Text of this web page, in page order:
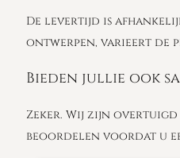
De levertijd is
ontwerpen, varieert de
Bieden jullie ook
Zeker. Wij zijn overtuigd
beoordelen voordat u